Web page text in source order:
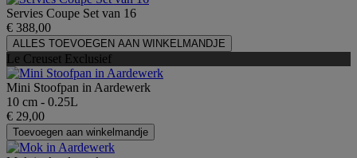
Servies Coupe Set van 16
€ 388,00
ALLES TOEVOEGEN AAN WINKELMANDJE
Le Creuset Exclusief
Mini Stoofpan in Aardewerk
10 cm - 0.25L
€ 29,00
Toevoegen aan winkelmandje